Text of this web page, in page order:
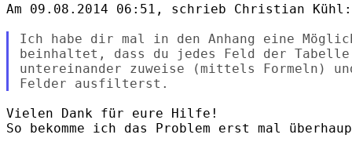
Am 09.08.2014 06:51, schrieb Christian Kühl:
Ich habe dir mal in den Anhang eine
beinhaltet, dass du jedes Feld der
untereinander zuweise (mittels Formeln)
Vielen Dank für eure Hilfe!
So bekomme ich das Problem erst mal